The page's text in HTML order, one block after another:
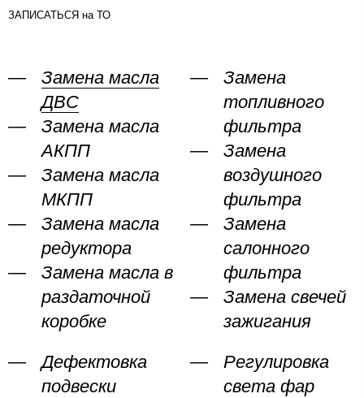
ЗАПИСАТЬСЯ на ТО
Замена масла
ДВС
Замена масла
АКПП
Замена масла
МКПП
Замена масла
редуктора
Замена масла в
раздаточной
коробке
Замена
топливного
фильтра
Замена
воздушного
фильтра
Замена
салонного
фильтра
Замена свечей
зажигания
Дефектовка
подвески
Регулировка
света фар